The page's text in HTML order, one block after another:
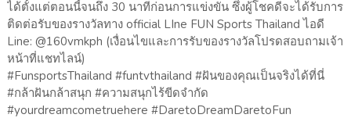
ได้ตั้งแต่ตอนนี้จนถึง 30 นาทีก่อนการแข่งขัน ซึ่งผู้โชคดีจะได้รับการ
ติดต่อรับของรางวัลทาง official LIne FUN Sports Thailand ไอดี
Line: @160vmkph (เงื่อนไขและการรับของรางวัลโปรดสอบถามเจ้า
หน้าที่แชทไลน์)
#FunsportsThailand #funtvthailand #ฝันของคุณเป็นจริงได้ที่นี่
#กล้าฝันกล้าสนุก #ความสนุกไร้ขีดจำกัด
#yourdreamcometruehere #DaretoDreamDaretoFun